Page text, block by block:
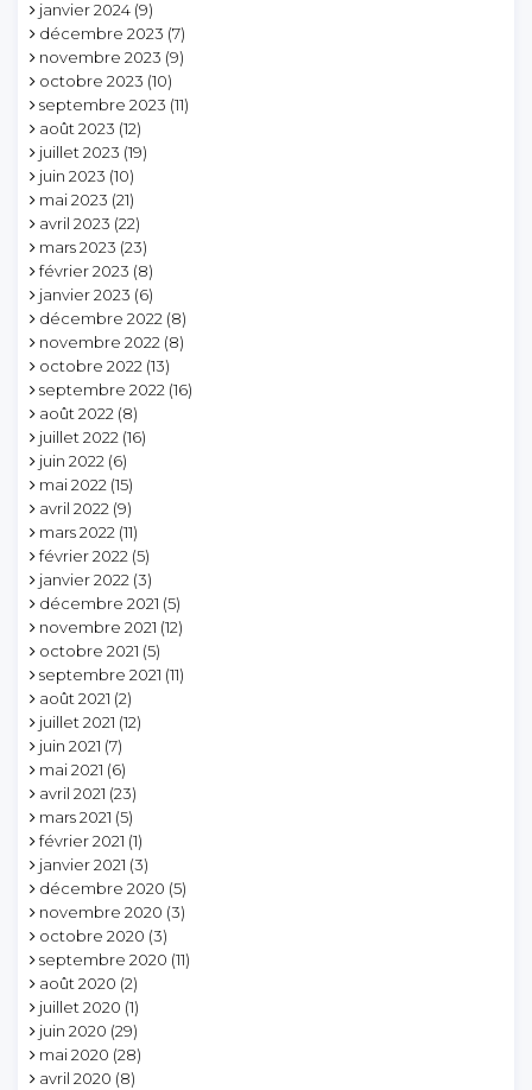
janvier 2024 (9)
décembre 2023 (7)
novembre 2023 (9)
octobre 2023 (10)
septembre 2023 (11)
août 2023 (12)
juillet 2023 (19)
juin 2023 (10)
mai 2023 (21)
avril 2023 (22)
mars 2023 (23)
février 2023 (8)
janvier 2023 (6)
décembre 2022 (8)
novembre 2022 (8)
octobre 2022 (13)
septembre 2022 (16)
août 2022 (8)
juillet 2022 (16)
juin 2022 (6)
mai 2022 (15)
avril 2022 (9)
mars 2022 (11)
février 2022 (5)
janvier 2022 (3)
décembre 2021 (5)
novembre 2021 (12)
octobre 2021 (5)
septembre 2021 (11)
août 2021 (2)
juillet 2021 (12)
juin 2021 (7)
mai 2021 (6)
avril 2021 (23)
mars 2021 (5)
février 2021 (1)
janvier 2021 (3)
décembre 2020 (5)
novembre 2020 (3)
octobre 2020 (3)
septembre 2020 (11)
août 2020 (2)
juillet 2020 (1)
juin 2020 (29)
mai 2020 (28)
avril 2020 (8)